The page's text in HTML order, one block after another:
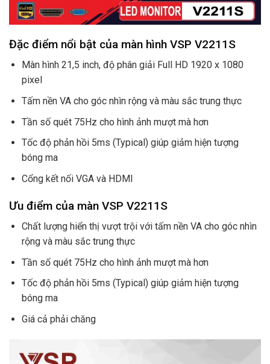
Đặc điểm nổi bật của màn hình VSP V2211S
Màn hình 21,5 inch, độ phân giải Full HD 1920 x 1080
pixel
Tấm nền VA cho góc nhìn rộng và màu sắc trung thực
Tần số quét 75Hz cho hình ảnh mượt mà hơn
Tốc độ phản hồi 5ms (Typical) giúp giảm hiện tượng
bóng ma
Cổng kết nối VGA và HDMI
Ưu điểm của màn VSP V2211S
Chất lượng hiển thị vượt trội với tấm nền VA cho góc nhìn
rộng và màu sắc trung thực
Tần số quét 75Hz cho hình ảnh mượt mà hơn
Tốc độ phản hồi 5ms (Typical) giúp giảm hiện tượng
bóng ma
Giá cả phải chăng